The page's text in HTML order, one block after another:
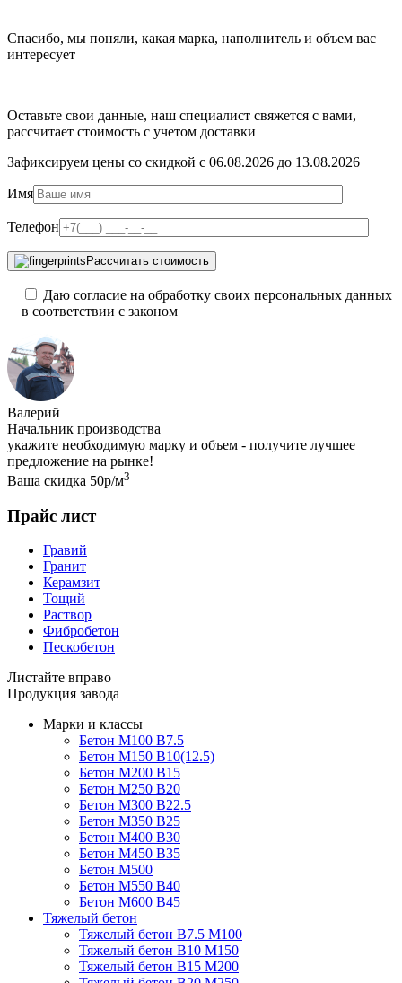
Спасибо, мы поняли, какая марка, наполнитель и объем вас
интересует
Оставьте свои данные, наш специалист свяжется с вами,
рассчитает стоимость с учетом доставки
Зафиксируем цены со скидкой с 06.08.2026 до 13.08.2026
Имя
Телефон
Рассчитать стоимость
Даю согласие на обработку своих персональных данных
в соответствии с законом
Валерий
Начальник производства
укажите необходимую марку и объем - получите лучшее
предложение на рынке!
Ваша скидка 50р/м3
Прайс лист
Гравий
Гранит
Керамзит
Тощий
Раствор
Фибробетон
Пескобетон
Листайте вправо
Продукция завода
Марки и классы
Бетон М100 В7.5
Бетон М150 В10(12.5)
Бетон М200 В15
Бетон М250 В20
Бетон М300 В22.5
Бетон М350 В25
Бетон М400 В30
Бетон М450 В35
Бетон М500
Бетон М550 В40
Бетон М600 В45
Тяжелый бетон
Тяжелый бетон В7.5 М100
Тяжелый бетон В10 М150
Тяжелый бетон В15 М200